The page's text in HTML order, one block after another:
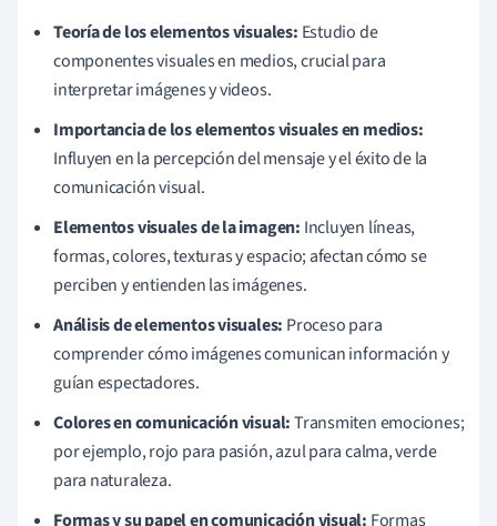
Teoría de los elementos visuales: Estudio de
componentes visuales en medios, crucial para
interpretar imágenes y videos.
Importancia de los elementos visuales en medios:
Influyen en la percepción del mensaje y el éxito de la
comunicación visual.
Elementos visuales de la imagen: Incluyen líneas,
formas, colores, texturas y espacio; afectan cómo se
perciben y entienden las imágenes.
Análisis de elementos visuales: Proceso para
comprender cómo imágenes comunican información y
guían espectadores.
Colores en comunicación visual:Transmiten emociones;
por ejemplo, rojo para pasión, azul para calma, verde
para naturaleza.
Formas y su papel en comunicación visual: Formas